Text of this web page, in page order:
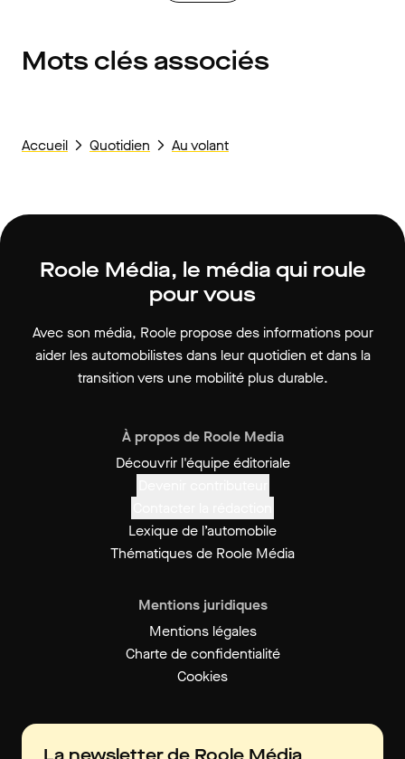
Mots clés associés
Accueil Quotidien Au volant
Roole Média, le média qui roule
pour vous
Avec son média, Roole propose des informations pour
aider les automobilistes dans leur quotidien et dans la
transition vers une mobilité plus durable.
À propos de Roole Media
Découvrir l'équipe éditoriale
Lexique de l’automobile
Thématiques de Roole Média
Mentions juridiques
Mentions légales
Charte de confidentialité
Cookies